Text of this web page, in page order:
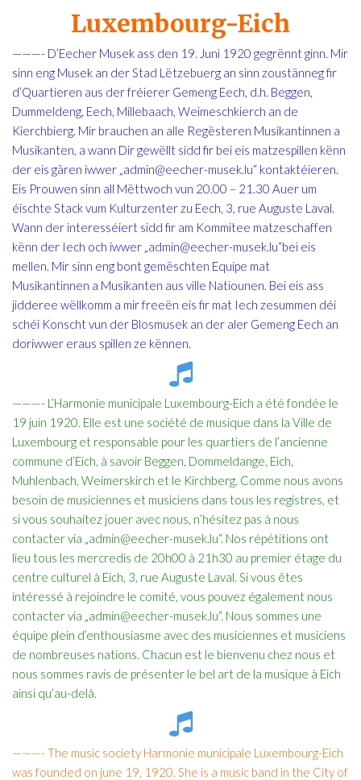
Luxembourg-Eich
———- D’Eecher Musek ass den 19. Juni 1920 gegrënnt ginn. Mir
sinn eng Musek an der Stad Lëtzebuerg an sinn zoustänneg fir
d’Quartieren aus der fréierer Gemeng Eech, d.h. Beggen,
Dummeldeng, Eech, Millebaach, Weimeschkierch an de
Kierchbierg. Mir brauchen an alle Regësteren Musikantinnen a
Musikanten, a wann Dir gewëllt sidd fir bei eis matzespillen kënn
der eis gären iwwer „admin@eecher-musek.lu“ kontaktéieren.
Eis Prouwen sinn all Mëttwoch vun 20.00 – 21.30 Auer um
éischte Stack vum Kulturzenter zu Eech, 3, rue Auguste Laval.
Wann der interesséiert sidd fir am Kommitee matzeschaffen
kënn der Iech och iwwer „admin@eecher-musek.lu“bei eis
mellen. Mir sinn eng bont gemëschten Equipe mat
Musikantinnen a Musikanten aus ville Natiounen. Bei eis ass
jidderee wëllkomm a mir freeën eis fir mat Iech zesummen déi
schéi Konscht vun der Blosmusek an der aler Gemeng Eech an
doriwwer eraus spillen ze kënnen.
———- L’Harmonie municipale Luxembourg-Eich a été fondée le
19 juin 1920. Elle est une société de musique dans la Ville de
Luxembourg et responsable pour les quartiers de l’ancienne
commune d’Eich, à savoir Beggen, Dommeldange, Eich,
Muhlenbach, Weimerskirch et le Kirchberg. Comme nous avons
besoin de musiciennes et musiciens dans tous les registres, et
si vous souhaitez jouer avec nous, n’hésitez pas à nous
contacter via „admin@eecher-musek.lu“. Nos répétitions ont
lieu tous les mercredis de 20h00 à 21h30 au premier étage du
centre culturel à Eich, 3, rue Auguste Laval. Si vous êtes
intéressé à rejoindre le comité, vous pouvez également nous
contacter via „admin@eecher-musek.lu“. Nous sommes une
équipe plein d’enthousiasme avec des musiciennes et musiciens
de nombreuses nations. Chacun est le bienvenu chez nous et
nous sommes ravis de présenter le bel art de la musique à Eich
ainsi qu’au-delà.
———- The music society Harmonie municipale Luxembourg-Eich
was founded on june 19, 1920. She is a music band in the City of